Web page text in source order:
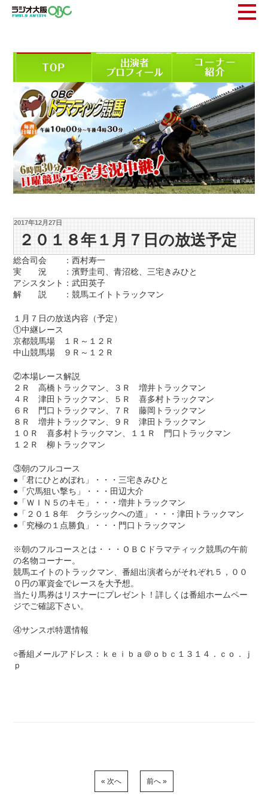
2017年12月27日
２０１８年１月７日の放送予定
総合司会 ：西村寿一
実 況 ：濱野圭司、青沼稔、三宅きみひと
アシスタント：武田英子
解 説 ：競馬エイトトラックマン
１月７日の放送内容（予定）
①中継レース
京都競馬場 １Ｒ～１２Ｒ
中山競馬場 ９Ｒ～１２Ｒ
②本場レース解説
２Ｒ 高橋トラックマン、３Ｒ 増井トラックマン
４Ｒ 津田トラックマン、５Ｒ 喜多村トラックマン
６Ｒ 門口トラックマン、７Ｒ 藤岡トラックマン
８Ｒ 増井トラックマン、９Ｒ 津田トラックマン
１０Ｒ 喜多村トラックマン、１１Ｒ 門口トラックマン
１２Ｒ 柳トラックマン
③朝のフルコース
●「君にひとめぼれ」・・・三宅きみひと
●「穴馬狙い撃ち」・・・田辺大介
●「ＷＩＮ５のキモ」・・・増井トラックマン
●「２０１８年 クラシックへの道」・・・津田トラックマン
●「究極の１点勝負」・・・門口トラックマン
※朝のフルコースとは・・・ＯＢＣドラマティック競馬の午前
の名物コーナー。
競馬エイトのトラックマン、番組出演者らがそれぞれ５，００
０円の軍資金でレースを大予想。
当たり馬券はリスナーにプレゼント！詳しくは番組ホームペー
ジでご確認下さい。
④サンスポ特選情報
○番組メールアドレス：ｋｅｉｂａ＠ｏｂｃ１３１４．ｃｏ．ｊ
ｐ
« 次へ 前へ »